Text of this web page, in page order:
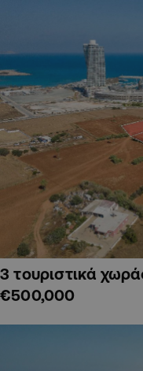
3 τουριστικά
€500,000